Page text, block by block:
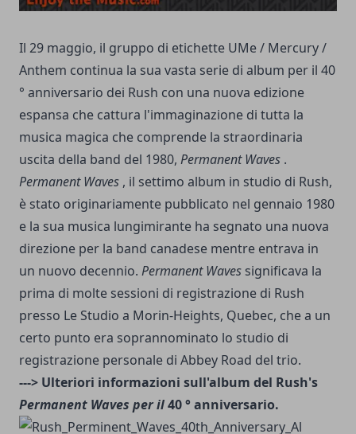
Il 29 maggio, il gruppo di etichette UMe / Mercury /
Anthem continua la sua vasta serie di album per il 40
° anniversario dei Rush con una nuova edizione
espansa che cattura l'immaginazione di tutta la
musica magica che comprende la straordinaria
uscita della band del 1980, Permanent Waves .
Permanent Waves , il settimo album in studio di Rush,
è stato originariamente pubblicato nel gennaio 1980
e la sua musica lungimirante ha segnato una nuova
direzione per la band canadese mentre entrava in
un nuovo decennio. Permanent Waves significava la
prima di molte sessioni di registrazione di Rush
presso Le Studio a Morin-Heights, Quebec, che a un
certo punto era soprannominato lo studio di
registrazione personale di Abbey Road del trio.
---> Ulteriori informazioni sull'album del Rush's
Permanent Waves per il40 ° anniversario.